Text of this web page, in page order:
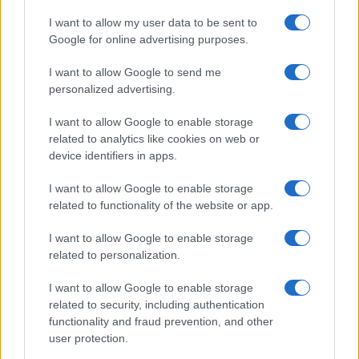
I want to allow my user data to be sent to
Google for online advertising purposes.
I want to allow Google to send me
personalized advertising.
I want to allow Google to enable storage
related to analytics like cookies on web or
device identifiers in apps.
I want to allow Google to enable storage
related to functionality of the website or app.
I want to allow Google to enable storage
related to personalization.
I want to allow Google to enable storage
related to security, including authentication
functionality and fraud prevention, and other
user protection.
Allarme previdenza: gli effetti
demografici impongono scelte forti e
diEmanuela Cappellazzo
21 Gennaio 2023, 16:11
nicolaporro.it